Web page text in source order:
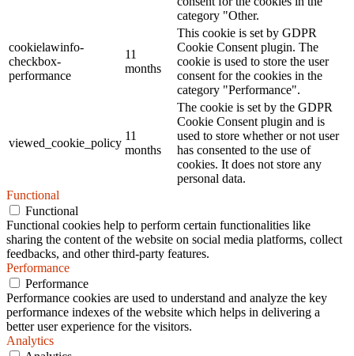
category "Other.
cookielawinfo-
checkbox-
performance
11
months
This cookie is set by GDPR
Cookie Consent plugin. The
cookie is used to store the user
consent for the cookies in the
category "Performance".
viewed_cookie_policy
11
months
The cookie is set by the GDPR
Cookie Consent plugin and is
used to store whether or not user
has consented to the use of
cookies. It does not store any
personal data.
Functional
Functional
Functional cookies help to perform certain functionalities like
sharing the content of the website on social media platforms, collect
feedbacks, and other third-party features.
Performance
Performance
Performance cookies are used to understand and analyze the key
performance indexes of the website which helps in delivering a
better user experience for the visitors.
Analytics